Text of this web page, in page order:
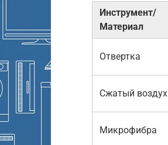
Инструмент/
Материал
Отвертка
Сжатый воздух
Микрофибра